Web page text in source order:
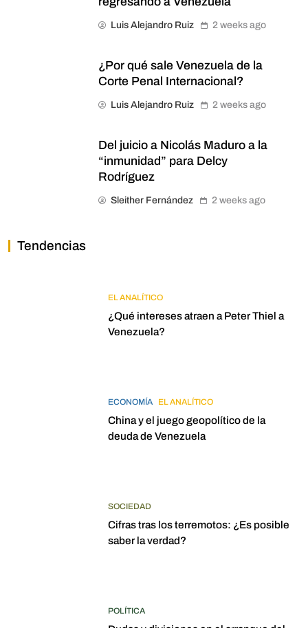
Luis Alejandro Ruiz 2 weeks ago
¿Por qué sale Venezuela de la
Corte Penal Internacional?
Luis Alejandro Ruiz 2 weeks ago
Del juicio a Nicolás Maduro a la
“inmunidad” para Delcy
Rodríguez
Sleither Fernández 2 weeks ago
Tendencias
EL ANALÍTICO
¿Qué intereses atraen a Peter Thiel a
Venezuela?
ECONOMÍA EL ANALÍTICO
China y el juego geopolítico de la
deuda de Venezuela
SOCIEDAD
Cifras tras los terremotos: ¿Es posible
saber la verdad?
POLÍTICA